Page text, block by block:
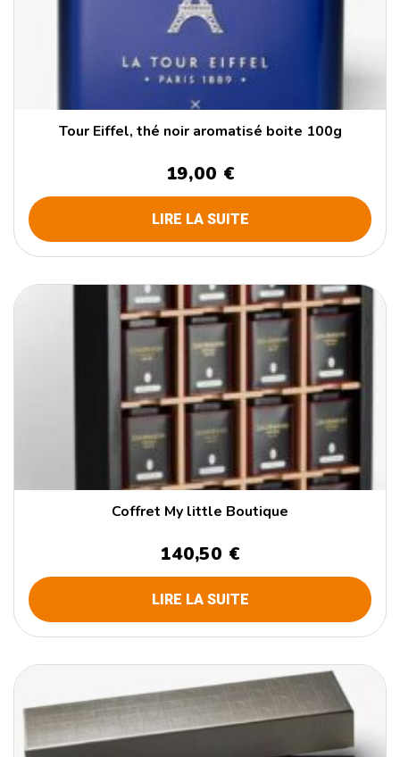
Tour Eiffel, thé noir aromatisé boite 100g
19,00 €
LIRE LA SUITE
Coffret My little Boutique
140,50 €
LIRE LA SUITE